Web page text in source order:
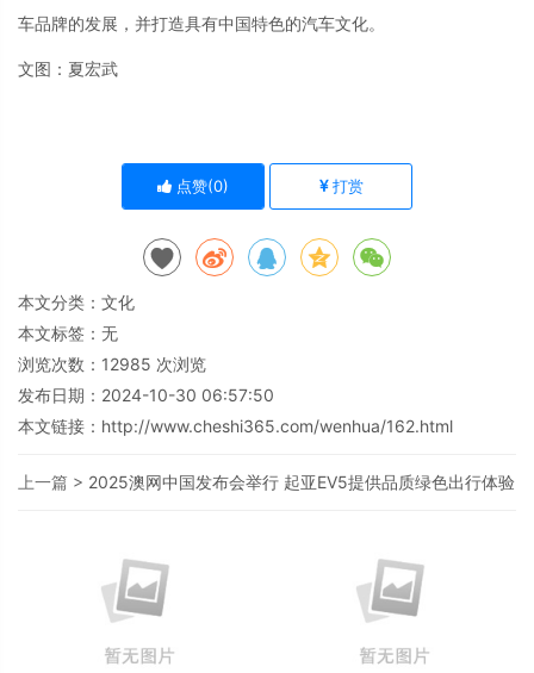
车品牌的发展，并打造具有中国特色的汽车文化。
文图：夏宏武
点赞(0) 打赏
本文分类： 文化
本文标签：无
浏览次数： 12985 次浏览
发布日期：2024-10-30 06:57:50
本文链接： http://www.cheshi365.com/wenhua/162.html
上一篇 > 2025澳网中国发布会举行 起亚EV5提供品质绿色出行体验